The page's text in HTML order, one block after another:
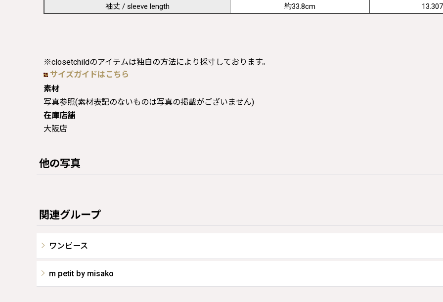
袖丈 / sleeve length
約33.8cm
※closetchildのアイテムは独自の方法により採寸しております。
サイズガイドはこちら
素材
写真参照(素材表記のないものは写真の掲載がございません)
在庫店舗
大阪店
他の写真
関連グループ
ワンピース
m petit by misako